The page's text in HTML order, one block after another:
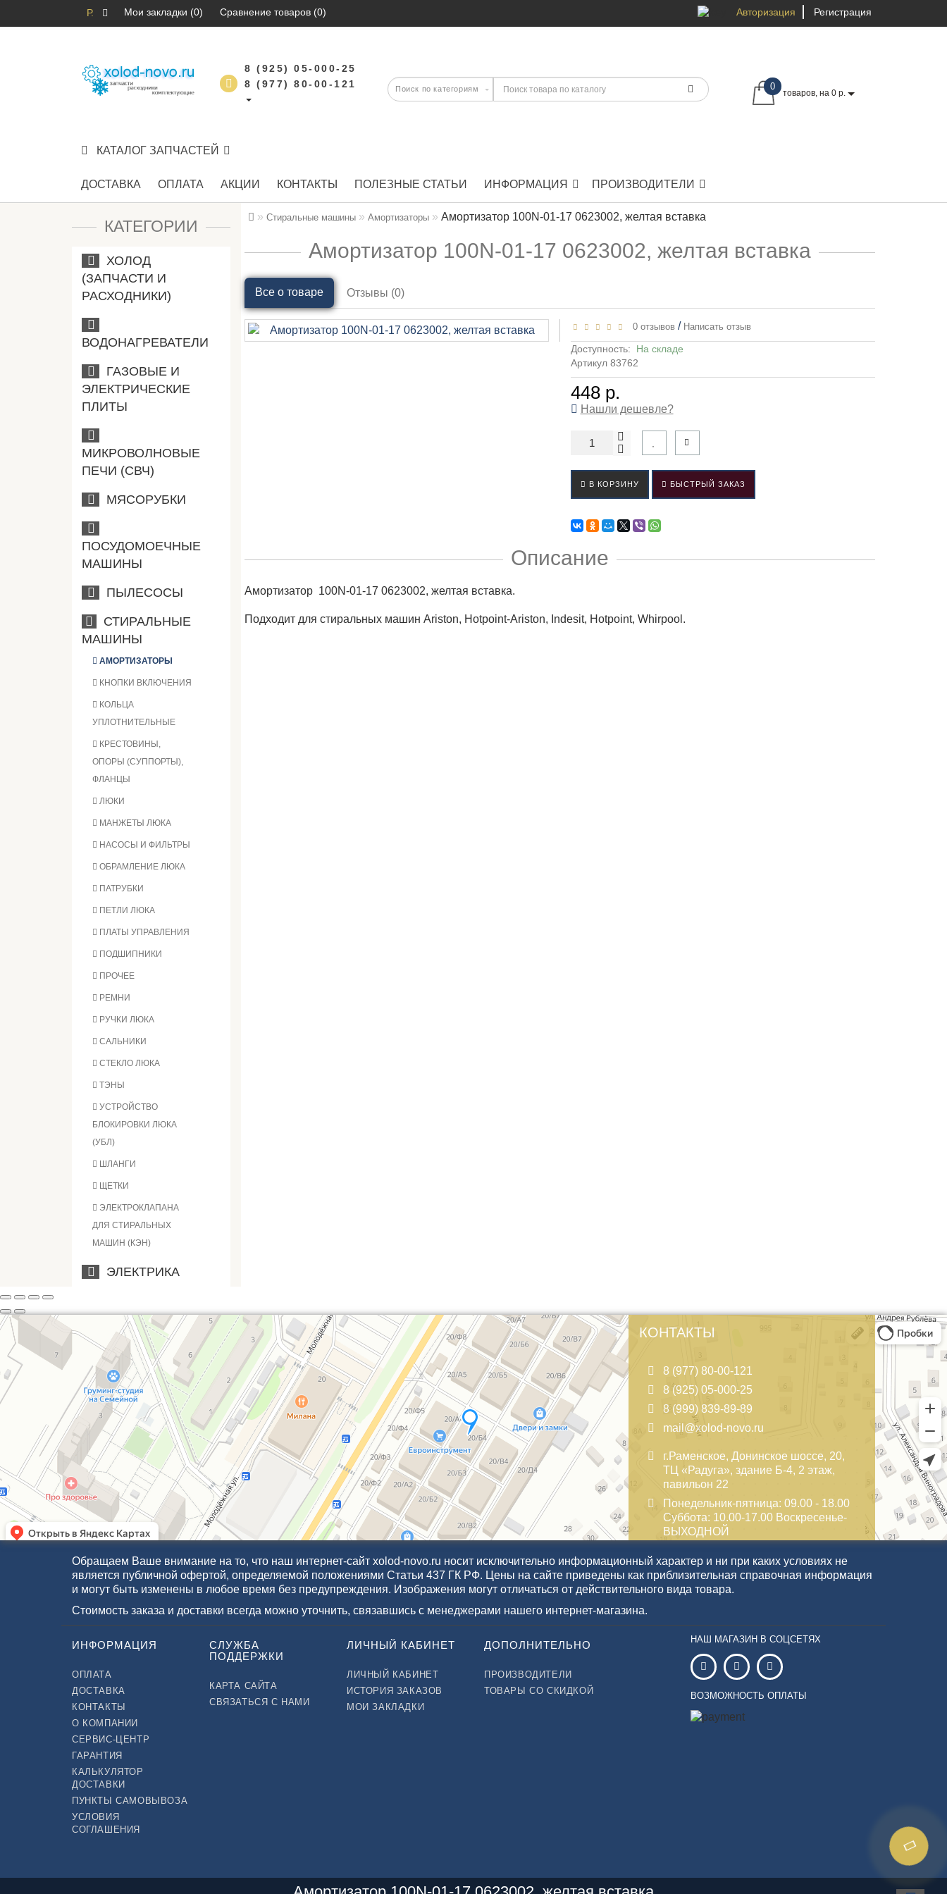
Р. Мои закладки (0) Сравнение товаров (0) Авторизация Регистрация
8 (925) 05-000-25
8 (977) 80-00-121
0
товаров, на 0 р.
КАТАЛОГ ЗАПЧАСТЕЙ
ДОСТАВКА ОПЛАТА АКЦИИ КОНТАКТЫ ПОЛЕЗНЫЕ СТАТЬИ ИНФОРМАЦИЯ ПРОИЗВОДИТЕЛИ
КАТЕГОРИИ
ХОЛОД
(ЗАПЧАСТИ И
РАСХОДНИКИ)
ВОДОНАГРЕВАТЕЛИ
ГАЗОВЫЕ И
ЭЛЕКТРИЧЕСКИЕ
ПЛИТЫ
МИКРОВОЛНОВЫЕ
ПЕЧИ (СВЧ)
МЯСОРУБКИ
ПОСУДОМОЕЧНЫЕ
МАШИНЫ
ПЫЛЕСОСЫ
СТИРАЛЬНЫЕ
МАШИНЫ
АМОРТИЗАТОРЫ
КНОПКИ ВКЛЮЧЕНИЯ
КОЛЬЦА
УПЛОТНИТЕЛЬНЫЕ
КРЕСТОВИНЫ,
ОПОРЫ (СУППОРТЫ),
ФЛАНЦЫ
ЛЮКИ
МАНЖЕТЫ ЛЮКА
НАСОСЫ И ФИЛЬТРЫ
ОБРАМЛЕНИЕ ЛЮКА
ПАТРУБКИ
ПЕТЛИ ЛЮКА
ПЛАТЫ УПРАВЛЕНИЯ
ПОДШИПНИКИ
ПРОЧЕЕ
РЕМНИ
РУЧКИ ЛЮКА
САЛЬНИКИ
СТЕКЛО ЛЮКА
ТЭНЫ
УСТРОЙСТВО
БЛОКИРОВКИ ЛЮКА
(УБЛ)
ШЛАНГИ
ЩЕТКИ
ЭЛЕКТРОКЛАПАНА
ДЛЯ СТИРАЛЬНЫХ
МАШИН (КЭН)
ЭЛЕКТРИКА
Стиральные машины Амортизаторы Амортизатор 100N-01-17 0623002, желтая вставка
Амортизатор 100N-01-17 0623002, желтая вставка
Все о товаре Отзывы (0)
0 отзывов / Написать отзыв
Доступность: На складе
Артикул 83762
448 р.
Нашли дешевле?
В КОРЗИНУ БЫСТРЫЙ ЗАКАЗ
Описание
Амортизатор 100N-01-17 0623002, желтая вставка.
Подходит для стиральных машин Ariston, Hotpoint-Ariston, Indesit, Hotpoint, Whirpool.
КОНТАКТЫ
8 (977) 80-00-121
8 (925) 05-000-25
8 (999) 839-89-89
mail@xolod-novo.ru
г.Раменское, Донинское шоссе, 20,
ТЦ «Радуга», здание Б-4, 2 этаж,
павильон 22
Понедельник-пятница: 09.00 - 18.00
Суббота: 10.00-17.00 Воскресенье-
ВЫХОДНОЙ
Обращаем Ваше внимание на то, что наш интернет-сайт xolod-novo.ru носит исключительно информационный характер и ни при каких условиях не
является публичной офертой, определяемой положениями Статьи 437 ГК РФ. Цены на сайте приведены как приблизительная справочная информация
и могут быть изменены в любое время без предупреждения. Изображения могут отличаться от действительного вида товара.
Стоимость заказа и доставки всегда можно уточнить, связавшись с менеджерами нашего интернет-магазина.
ИНФОРМАЦИЯ
ОПЛАТА
ДОСТАВКА
КОНТАКТЫ
О КОМПАНИИ
СЕРВИС-ЦЕНТР
ГАРАНТИЯ
КАЛЬКУЛЯТОР
ДОСТАВКИ
ПУНКТЫ САМОВЫВОЗА
УСЛОВИЯ
СОГЛАШЕНИЯ
СЛУЖБА
ПОДДЕРЖКИ
КАРТА САЙТА
СВЯЗАТЬСЯ С НАМИ
ЛИЧНЫЙ КАБИНЕТ
ЛИЧНЫЙ КАБИНЕТ
ИСТОРИЯ ЗАКАЗОВ
МОИ ЗАКЛАДКИ
ДОПОЛНИТЕЛЬНО
ПРОИЗВОДИТЕЛИ
ТОВАРЫ СО СКИДКОЙ
НАШ МАГАЗИН В СОЦСЕТЯХ
ВОЗМОЖНОСТЬ ОПЛАТЫ